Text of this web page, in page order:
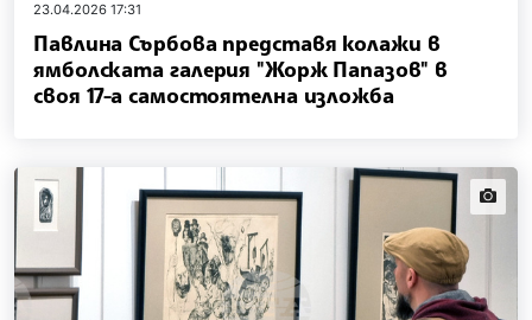
23.04.2026 17:31
Павлина Сърбова представя колажи в
ямболската галерия "Жорж Папазов" в
своя 17-а самостоятелна изложба